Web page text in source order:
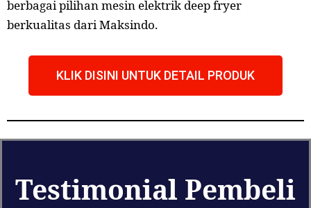
berbagai pilihan mesin elektrik deep fryer
berkualitas dari Maksindo.
KLIK DISINI UNTUK DETAIL PRODUK
Testimonial Pembeli